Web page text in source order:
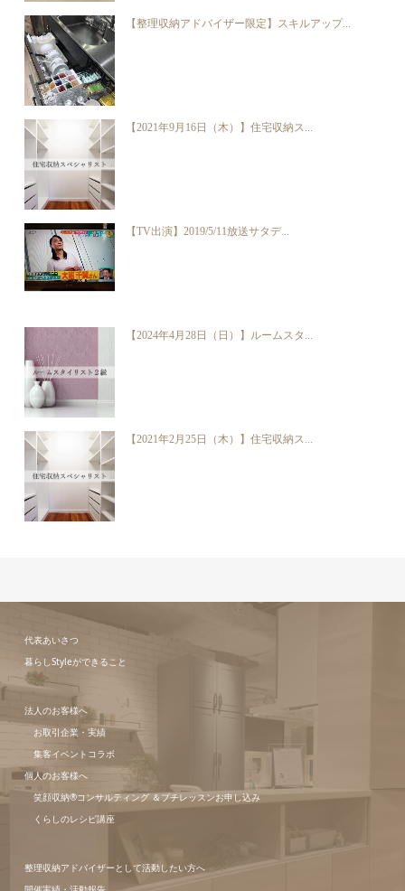
【整理収納アドバイザー限定】スキルアップ...
【2021年9月16日（木）】住宅収納ス...
【TV出演】2019/5/11放送サタデ...
【2024年4月28日（日）】ルームスタ...
【2021年2月25日（木）】住宅収納ス...
代表あいさつ
暮らしStyleができること
法人のお客様へ
お取引企業・実績
集客イベントコラボ
個人のお客様へ
笑顔収納®コンサルティング ＆プチレッスンお申し込み
くらしのレシピ講座
整理収納アドバイザーとして活動したい方へ